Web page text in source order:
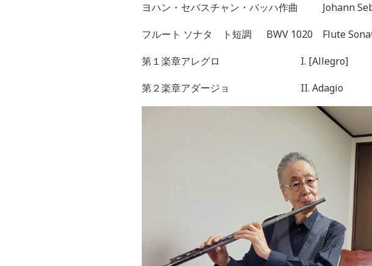
ヨハン・セバスチャン・バッハ作曲
Johann
フルート ソナタ ト短調 BWV 1020 Flute
第１楽章アレグロ
I. [Allegro]
第２楽章アダージョ
II. Adagio